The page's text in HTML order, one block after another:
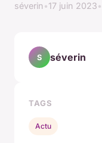
séverin•17 juin 2023•
S séverin
TAGS
Actu